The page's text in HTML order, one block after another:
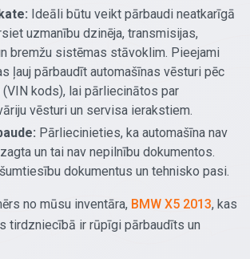
Ideāli būtu veikt pārbaudi neatkarīgā
uzmanību dzinēja, transmisijas,
bremžu sistēmas stāvoklim. Pieejami
ļauj pārbaudīt automašīnas vēsturi pēc
(VIN kods), lai pārliecinātos par
vēsturi un servisa ierakstiem.
Pārliecinieties, ka automašīna nav
un tai nav nepilnību dokumentos.
dokumentus un tehnisko pasi.
no mūsu inventāra, BMW X5 2013, kas
tirdzniecībā ir rūpīgi pārbaudīts un